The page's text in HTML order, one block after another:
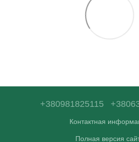
+380981825115
Контактная
Полная версия